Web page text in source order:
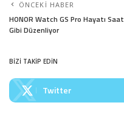
ÖNCEKI HABER
HONOR Watch GS Pro Hayatı Saat
Gibi Düzenliyor
BİZİ TAKİP EDİN
Twitter